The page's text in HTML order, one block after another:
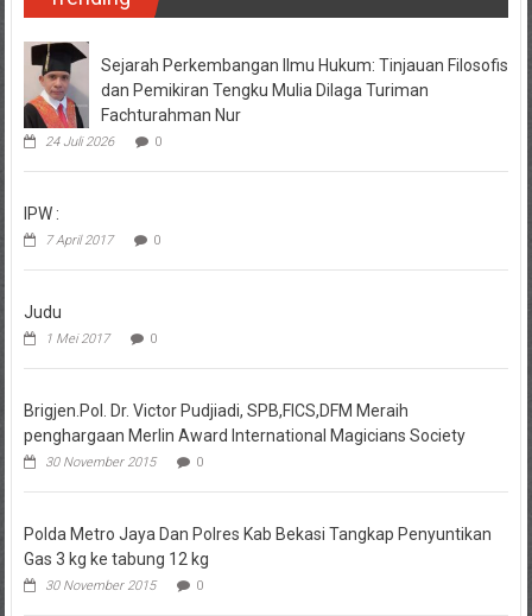
Sejarah Perkembangan Ilmu Hukum: Tinjauan Filosofis
dan Pemikiran Tengku Mulia Dilaga Turiman
Fachturahman Nur
24 Juli 2026 0
IPW :
7 April 2017 0
Judu
1 Mei 2017 0
Brigjen.Pol. Dr. Victor Pudjiadi, SPB,FICS,DFM Meraih
penghargaan Merlin Award International Magicians Society
30 November 2015 0
Polda Metro Jaya Dan Polres Kab Bekasi Tangkap Penyuntikan
Gas 3 kg ke tabung 12 kg
30 November 2015 0